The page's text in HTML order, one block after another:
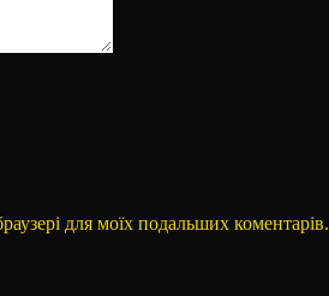
для моїх подальших коментарів.